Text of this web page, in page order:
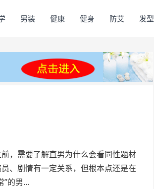
男装 健康 健身 防艾 发型
，需要了解直男为什么会看同性题材
、剧情有一定关系，但根本点还是在
”的男...